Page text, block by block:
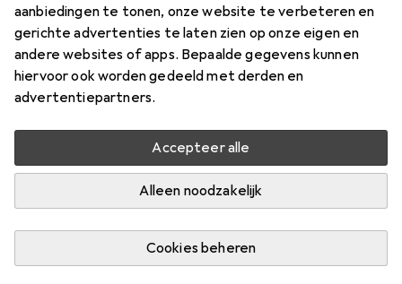
aanbiedingen te tonen, onze website te verbeteren en
gerichte advertenties te laten zien op onze eigen en
andere websites of apps. Bepaalde gegevens kunnen
hiervoor ook worden gedeeld met derden en
advertentiepartners.
Accepteer alle
Alleen noodzakelijk
Cookies beheren